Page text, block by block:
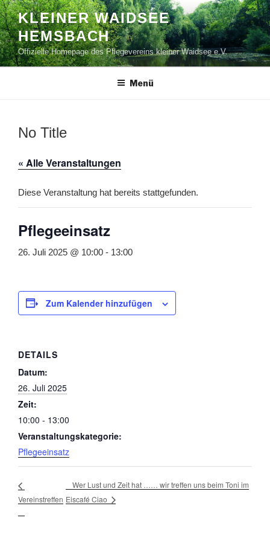
Zum
Inhalt
springen
KLEINER WAIDSEE
HEMSBACH
Offizielle Homepage des Pflegevereins kleiner Waidsee e.V.
Menü
No Title
« Alle Veranstaltungen
Diese Veranstaltung hat bereits stattgefunden.
Pflegeeinsatz
26. Juli 2025 @ 10:00 - 13:00
Zum Kalender hinzufügen
DETAILS
Datum:
26. Juli 2025
Zeit:
10:00 - 13:00
Veranstaltungskategorie:
Pflegeeinsatz
Vereinstreffen
Wer Lust und Zeit hat …… wir treffen uns beim Toni im
Eiscafé Ciao